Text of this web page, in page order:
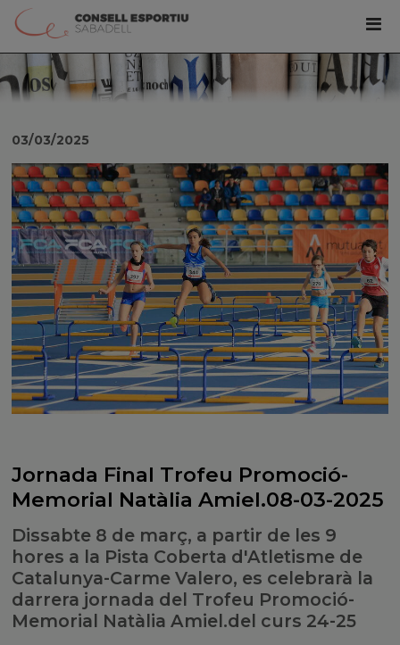
Jornada Final Trofeu Promoció-
Memorial Natàlia Amiel.08-03-2025
Dissabte 8 de març, a partir de les 9
hores a la Pista Coberta d'Atletisme de
Catalunya-Carme Valero, es celebrarà la
darrera jornada del Trofeu Promoció-
Memorial Natàlia Amiel.del curs 24-25
03/03/2025